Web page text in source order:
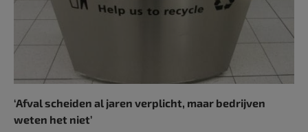
‘Afval scheiden al jaren verplicht, maar bedrijven
weten het niet’